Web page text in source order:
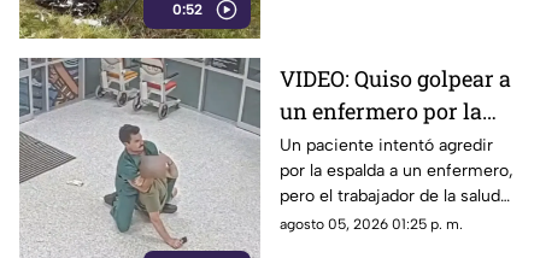
0:52
VIDEO: Quiso golpear a
un enfermero por la
espalda y terminó
sometido: no sabía que
era experto en artes
marciales
Un paciente intentó agredir
por la espalda a un enfermero,
pero el trabajador de la salud
usó artes marciales para
agosto 05, 2026 01:25 p. m.